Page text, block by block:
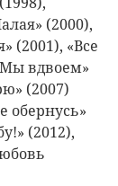
(2000),
(2001), «Все
вдвоем»
(2007)
обернусь»
(2012),